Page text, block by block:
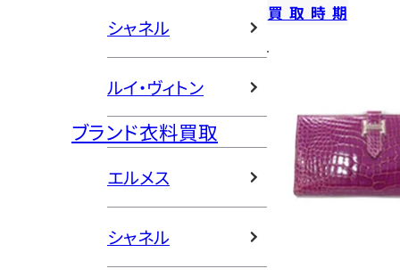
シャネル
ルイ・ヴィトン
ブランド衣料買取
エルメス
シャネル
買取時期